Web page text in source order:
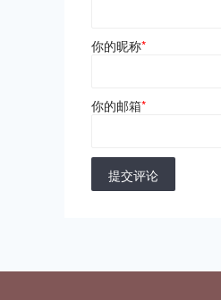
你的昵称*
你的邮箱*
提交评论